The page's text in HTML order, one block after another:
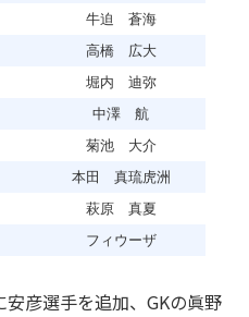
牛迫 蒼海
高橋 広大
堀内 迪弥
中澤 航
菊池 大介
本田 真琉虎洲
萩原 真夏
フィウーザ
彦選手を追加、GKの眞野